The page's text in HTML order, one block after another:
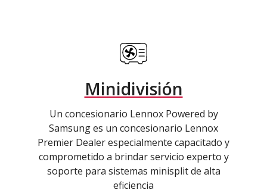
Minidivisión
Un concesionario Lennox Powered by
Samsung es un concesionario Lennox
Premier Dealer especialmente capacitado y
comprometido a brindar servicio experto y
soporte para sistemas minisplit de alta
eficiencia